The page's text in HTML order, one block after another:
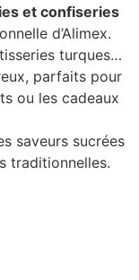
et confiseries
d’Alimex.
turques…
parfaits pour
ou les cadeaux
saveurs sucrées
traditionnelles.